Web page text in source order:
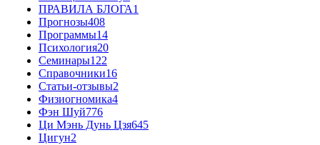
ПРАВИЛА БЛОГА1
Прогнозы408
Программы14
Психология20
Семинары122
Справочники16
Статьи-отзывы2
Физиогномика4
Фэн Шуй776
Ци Мэнь Дунь Цзя645
Цигун2